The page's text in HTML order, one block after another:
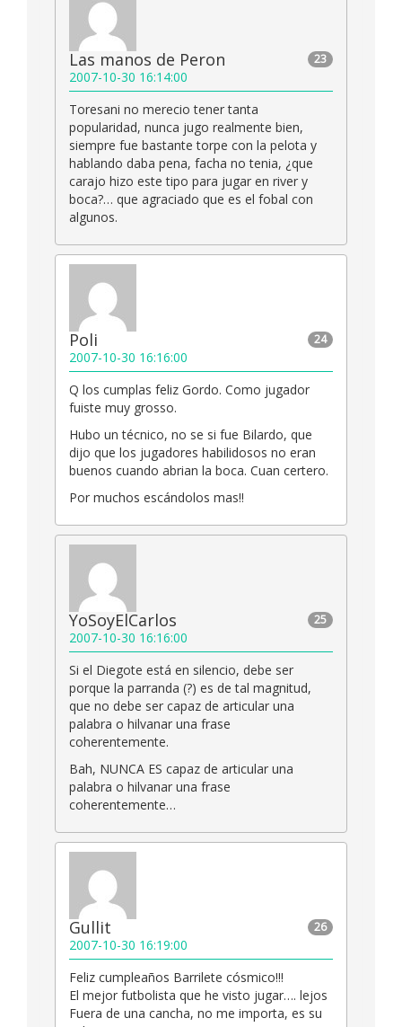
23
Las manos de Peron
2007-10-30 16:14:00
Toresani no merecio tener tanta
popularidad, nunca jugo realmente bien,
siempre fue bastante torpe con la pelota y
hablando daba pena, facha no tenia, ¿que
carajo hizo este tipo para jugar en river y
boca?… que agraciado que es el fobal con
algunos.
24
Poli
2007-10-30 16:16:00
Q los cumplas feliz Gordo. Como jugador
fuiste muy grosso.
Hubo un técnico, no se si fue Bilardo, que
dijo que los jugadores habilidosos no eran
buenos cuando abrian la boca. Cuan certero.
Por muchos escándolos mas!!
25
YoSoyElCarlos
2007-10-30 16:16:00
Si el Diegote está en silencio, debe ser
porque la parranda (?) es de tal magnitud,
que no debe ser capaz de articular una
palabra o hilvanar una frase
coherentemente.
Bah, NUNCA ES capaz de articular una
palabra o hilvanar una frase
coherentemente…
26
Gullit
2007-10-30 16:19:00
Feliz cumpleaños Barrilete cósmico!!!
El mejor futbolista que he visto jugar…. lejos
Fuera de una cancha, no me importa, es su